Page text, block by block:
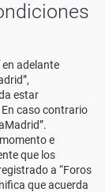
en adelante
estar
caso contrario
e
que los
a “Foros
que acuerda